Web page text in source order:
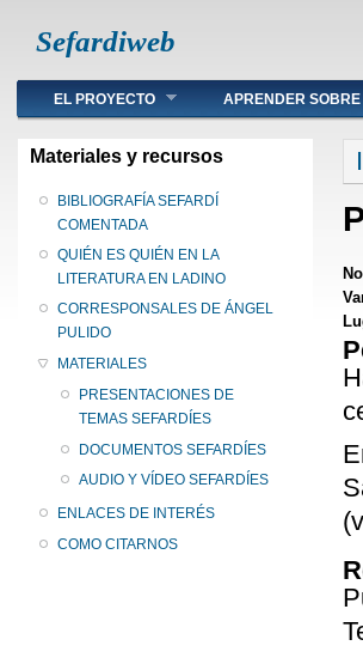
Sefardiweb
Main menu
EL PROYECTO APRENDER
Materiales y recursos
BIBLIOGRAFÍA SEFARDÍ
COMENTADA
QUIÉN ES QUIÉN EN LA
LITERATURA EN LADINO
CORRESPONSALES DE ÁNGEL
PULIDO
MATERIALES
PRESENTACIONES DE
TEMAS SEFARDÍES
DOCUMENTOS SEFARDÍES
AUDIO Y VÍDEO SEFARDÍES
ENLACES DE INTERÉS
COMO CITARNOS